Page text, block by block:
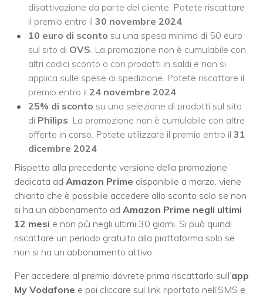
disattivazione da parte del cliente. Potete riscattare
il premio entro il 30 novembre 2024
10 euro di sconto su una spesa minima di 50 euro
sul sito di OVS . La promozione non è cumulabile con
altri codici sconto o con prodotti in saldi e non si
applica sulle spese di spedizione. Potete riscattare il
premio entro il 24 novembre 2024
25% di sconto su una selezione di prodotti sul sito
di Philips . La promozione non è cumulabile con altre
offerte in corso. Potete utilizzare il premio entro il 31
dicembre 2024
Rispetto alla precedente versione della promozione
dedicata ad Amazon Prime disponibile a marzo, viene
chiarito che è possibile accedere allo sconto solo se non
si ha un abbonamento ad Amazon Prime negli ultimi
12 mesi e non più negli ultimi 30 giorni. Si può quindi
riscattare un periodo gratuito alla piattaforma solo se
non si ha un abbonamento attivo.
Per accedere al premio dovrete prima riscattarlo sull’app
My Vodafone e poi cliccare sul link riportato nell’SMS e